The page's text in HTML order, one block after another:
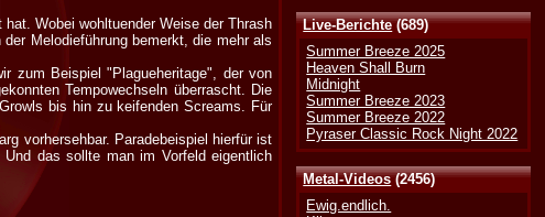
Live-Berichte(689)
Summer Breeze 2025
Heaven Shall Burn
Midnight
Summer Breeze 2023
Summer Breeze 2022
Pyraser Classic Rock Night 2022
Metal-Videos(2456)
Ewig.endlich.
Wobei wohltuender Weise der Thrash
Melodieführung bemerkt, die mehr als
zum Beispiel "Plagueheritage", der von
Tempowechseln überrascht. Die
bis hin zu keifenden Screams. Für
vorhersehbar. Paradebeispiel hierfür ist
das sollte man im Vorfeld eigentlich